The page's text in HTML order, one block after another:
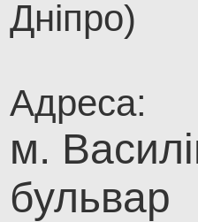
Дніпро)
Адреса:
м.
бульвар